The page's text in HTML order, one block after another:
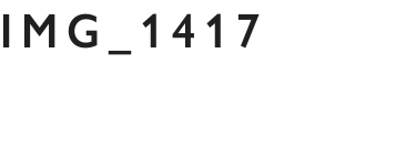
IMG_1417